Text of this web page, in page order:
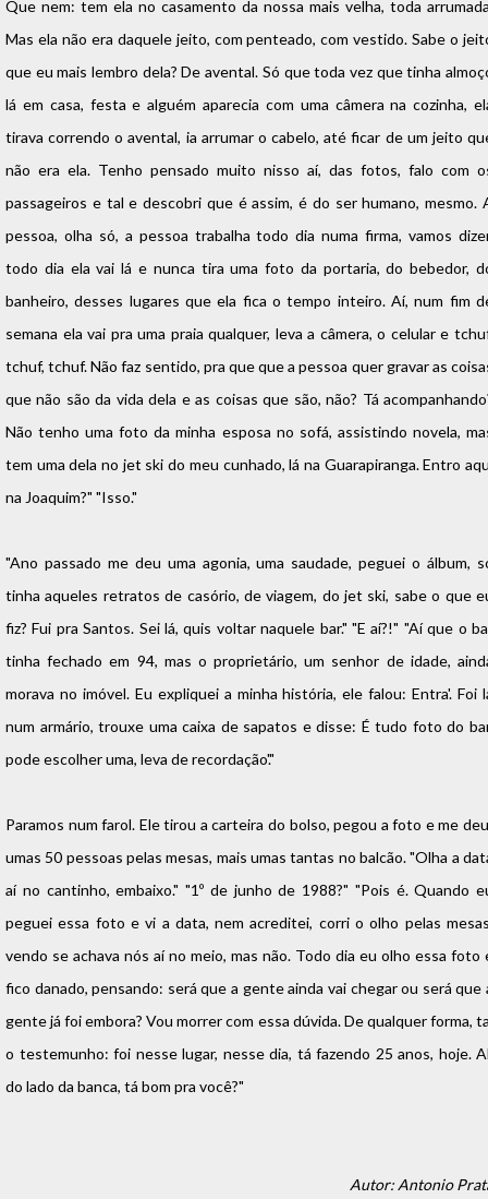
Que nem: tem ela no casamento da nossa mais velha, toda
Mas ela não era daquele jeito, com penteado, com vestido. Sabe o
que eu mais lembro dela? De avental. Só que toda vez que tinha
lá em casa, festa e alguém aparecia com uma câmera na cozinha,
tirava correndo o avental, ia arrumar o cabelo, até ficar de um jeito
não era ela. Tenho pensado muito nisso aí, das fotos, falo com
passageiros e tal e descobri que é assim, é do ser humano, mesmo.
pessoa, olha só, a pessoa trabalha todo dia numa firma, vamos
todo dia ela vai lá e nunca tira uma foto da portaria, do bebedor,
banheiro, desses lugares que ela fica o tempo inteiro. Aí, num fim
semana ela vai pra uma praia qualquer, leva a câmera, o celular e
tchuf, tchuf. Não faz sentido, pra que que a pessoa quer gravar as
que não são da vida dela e as coisas que são, não? Tá
Não tenho uma foto da minha esposa no sofá, assistindo novela,
tem uma dela no jet ski do meu cunhado, lá na Guarapiranga. Entro
na Joaquim?" "Isso."
"Ano passado me deu uma agonia, uma saudade, peguei o álbum,
tinha aqueles retratos de casório, de viagem, do jet ski, sabe o que
fiz? Fui pra Santos. Sei lá, quis voltar naquele bar." "E aí?!" "Aí que o
tinha fechado em 94, mas o proprietário, um senhor de idade,
morava no imóvel. Eu expliquei a minha história, ele falou: Entra'. Foi
num armário, trouxe uma caixa de sapatos e disse: É tudo foto do
pode escolher uma, leva de recordação'."
Paramos num farol. Ele tirou a carteira do bolso, pegou a foto e me
umas 50 pessoas pelas mesas, mais umas tantas no balcão. "Olha a
aí no cantinho, embaixo." "1º de junho de 1988?" "Pois é. Quando
peguei essa foto e vi a data, nem acreditei, corri o olho pelas
vendo se achava nós aí no meio, mas não. Todo dia eu olho essa foto
fico danado, pensando: será que a gente ainda vai chegar ou será que
gente já foi embora? Vou morrer com essa dúvida. De qualquer forma,
o testemunho: foi nesse lugar, nesse dia, tá fazendo 25 anos, hoje.
do lado da banca, tá bom pra você?"
Autor: Antonio